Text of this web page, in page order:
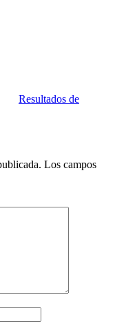
Resultados de
Los campos